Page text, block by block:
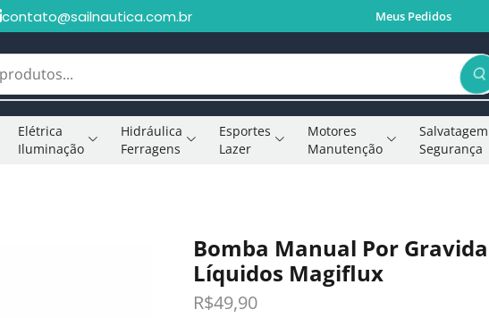
contato@sailnautica.com.br Meus Pedidos
Elétrica
Iluminação
Hidráulica
Ferragens
Esportes
Lazer
Motores
Manutenção
Salvatagem
Segurança
Bomba Manual Por
Líquidos Magiflux
R$49,90